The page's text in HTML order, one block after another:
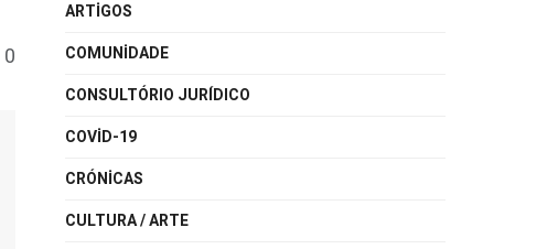
0
ARTIGOS
COMUNIDADE
CONSULTÓRIO JURÍDICO
COVID-19
CRÓNICAS
CULTURA / ARTE